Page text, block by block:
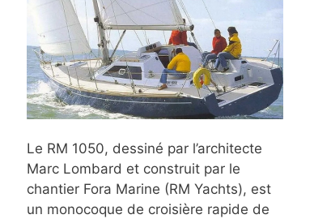
Le RM 1050, dessiné par l’architecte
Marc Lombard et construit par le
chantier Fora Marine (RM Yachts), est
un monocoque de croisière rapide de